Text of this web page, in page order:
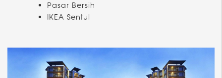
Pasar Bersih
IKEA Sentul